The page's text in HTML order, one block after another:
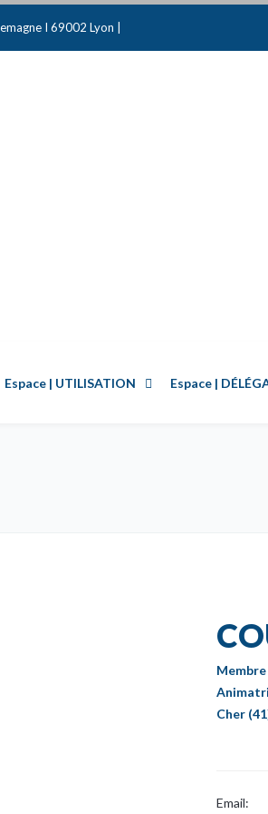
I 69002 Lyon |
Espace | UTILISATION Espace |
Cher
Email: